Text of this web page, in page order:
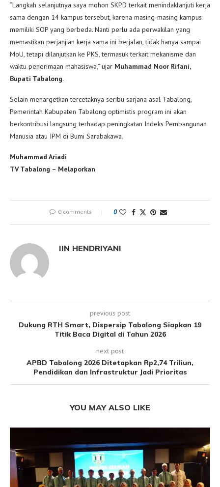
“Langkah selanjutnya saya mohon SKPD terkait menindaklanjuti kerja
sama dengan 14 kampus tersebut, karena masing-masing kampus
memiliki SOP yang berbeda. Nanti perlu ada perwakilan yang
memastikan perjanjian kerja sama ini berjalan, tidak hanya sampai
MoU, tetapi dilanjutkan ke PKS, termasuk terkait mekanisme dan
waktu penerimaan mahasiswa,” ujar Muhammad Noor Rifani,
Bupati Tabalong.
Selain menargetkan tercetaknya seribu sarjana asal Tabalong,
Pemerintah Kabupaten Tabalong optimistis program ini akan
berkontribusi langsung terhadap peningkatan Indeks Pembangunan
Manusia atau IPM di Bumi Sarabakawa.
Muhammad Ariadi
TV Tabalong – Melaporkan
0 comments 0
IIN HENDRIYANI
previous post
Dukung RTH Smart, Dispersip Tabalong Siapkan 19
Titik Baca Digital di Tahun 2026
next post
APBD Tabalong 2026 Ditetapkan Rp2,74 Triliun,
Pendidikan dan Infrastruktur Jadi Prioritas
YOU MAY ALSO LIKE